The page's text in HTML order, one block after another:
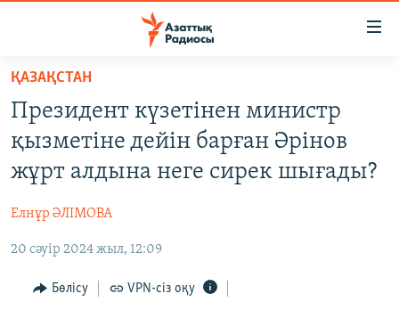
Skip
main
content
to
main
Navigation
Skip
Search
САЯСАТ
АДАМ ҚҰҚЫҚТАРЫ
ӘЛЕУМЕТ
ӘЛЕМ
ҚАЗАҚСТАН
Президент күзетінен министр
қызметіне дейін барған Әрінов
жұрт алдына неге сирек шығады?
Елнұр ӘЛІМОВА
20 сәуір 2024 жыл, 12:09
Бөлісу VPN-сіз оқу